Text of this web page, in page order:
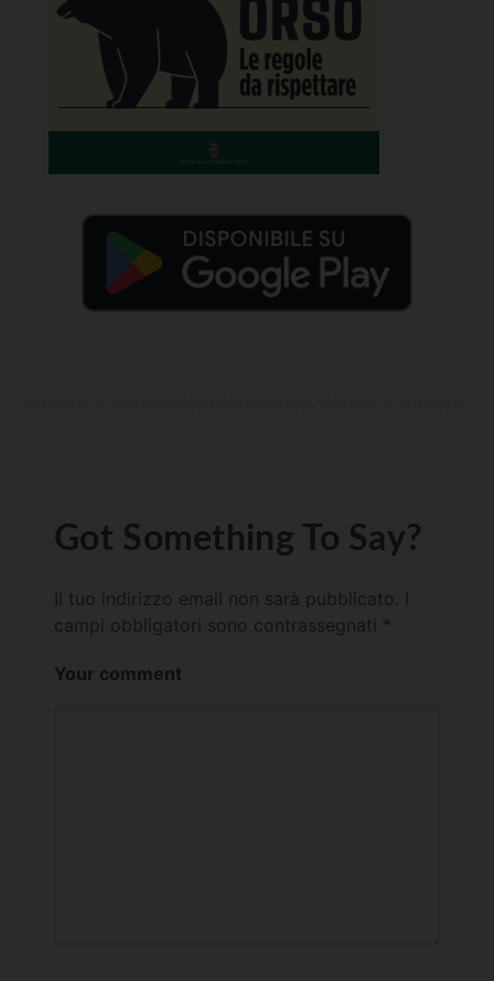
Got Something To Say?
Il tuo indirizzo email non sarà pubblicato.
campi obbligatori sono contrassegnati *
Your comment